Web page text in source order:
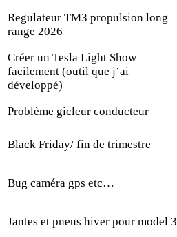
Regulateur TM3 propulsion long
range 2026
Créer un Tesla Light Show
facilement (outil que j’ai
développé)
Problème gicleur conducteur
Black Friday/ fin de trimestre
Bug caméra gps etc…
Jantes et pneus hiver pour model 3